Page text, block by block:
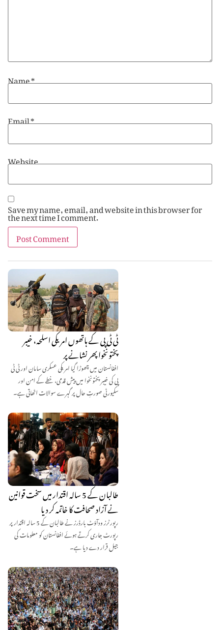
ٹی ٹی پی کے ہاتھوں امریکی اسلحہ، خیبر
پختونخوا پھر نشانے پر
افغانستان میں چھوڑا گیا امریکی عسکری سامان اور ٹی ٹی
پی کی خیبر پختونخوا میں پیش قدمی، خطے کے امن اور
سکیورٹی صورتِ حال پر گہرے سوالات اٹھاتی ہے۔
طالبان کے 5 سالہ اقتدار میں سخت قوانین
نے آزاد صحافت کا خاتمہ کر دیا
رپورٹرز ودآؤٹ بارڈرز نے طالبان کے 5 سالہ اقتدار پر
رپورٹ جاری کرتے ہوئے افغانستان کو معلومات کی
جیل قرار دے دیا ہے۔
Name*
Email*
Website
Save my name, email, and website in this browser for
the next time I comment.